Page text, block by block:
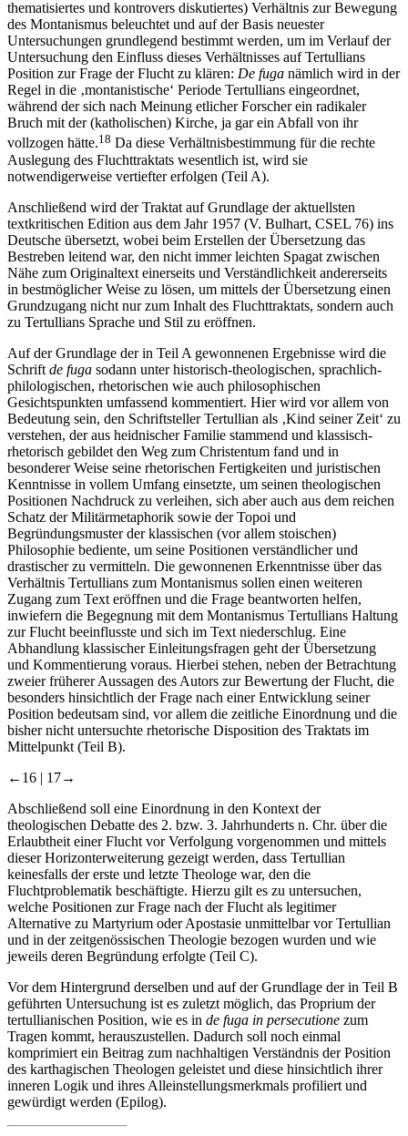
thematisiertes und kontrovers diskutiertes) Verhältnis zur Bewegung
des Montanismus beleuchtet und auf der Basis neuester
Untersuchungen grundlegend bestimmt werden, um im Verlauf der
Untersuchung den Einfluss dieses Verhältnisses auf Tertullians
Position zur Frage der Flucht zu klären: De fuga nämlich wird in der
Regel in die ‚montanistische‘ Periode Tertullians eingeordnet,
während der sich nach Meinung etlicher Forscher ein radikaler
Bruch mit der (katholischen) Kirche, ja gar ein Abfall von ihr
vollzogen hätte.18 Da diese Verhältnisbestimmung für die rechte
Auslegung des Fluchttraktats wesentlich ist, wird sie
notwendigerweise vertiefter erfolgen (Teil A).
Anschließend wird der Traktat auf Grundlage der aktuellsten
textkritischen Edition aus dem Jahr 1957 (V. Bulhart, CSEL 76) ins
Deutsche übersetzt, wobei beim Erstellen der Übersetzung das
Bestreben leitend war, den nicht immer leichten Spagat zwischen
Nähe zum Originaltext einerseits und Verständlichkeit andererseits
in bestmöglicher Weise zu lösen, um mittels der Übersetzung einen
Grundzugang nicht nur zum Inhalt des Fluchttraktats, sondern auch
zu Tertullians Sprache und Stil zu eröffnen.
Auf der Grundlage der in Teil A gewonnenen Ergebnisse wird die
Schrift de fuga sodann unter historisch-theologischen, sprachlich-
philologischen, rhetorischen wie auch philosophischen
Gesichtspunkten umfassend kommentiert. Hier wird vor allem von
Bedeutung sein, den Schriftsteller Tertullian als ‚Kind seiner Zeit‘ zu
verstehen, der aus heidnischer Familie stammend und klassisch-
rhetorisch gebildet den Weg zum Christentum fand und in
besonderer Weise seine rhetorischen Fertigkeiten und juristischen
Kenntnisse in vollem Umfang einsetzte, um seinen theologischen
Positionen Nachdruck zu verleihen, sich aber auch aus dem reichen
Schatz der Militärmetaphorik sowie der Topoi und
Begründungsmuster der klassischen (vor allem stoischen)
Philosophie bediente, um seine Positionen verständlicher und
drastischer zu vermitteln. Die gewonnenen Erkenntnisse über das
Verhältnis Tertullians zum Montanismus sollen einen weiteren
Zugang zum Text eröffnen und die Frage beantworten helfen,
inwiefern die Begegnung mit dem Montanismus Tertullians Haltung
zur Flucht beeinflusste und sich im Text niederschlug. Eine
Abhandlung klassischer Einleitungsfragen geht der Übersetzung
und Kommentierung voraus. Hierbei stehen, neben der Betrachtung
zweier früherer Aussagen des Autors zur Bewertung der Flucht, die
besonders hinsichtlich der Frage nach einer Entwicklung seiner
Position bedeutsam sind, vor allem die zeitliche Einordnung und die
bisher nicht untersuchte rhetorische Disposition des Traktats im
Mittelpunkt (Teil B).
←16 | 17→
Abschließend soll eine Einordnung in den Kontext der
theologischen Debatte des 2. bzw. 3. Jahrhunderts n. Chr. über die
Erlaubtheit einer Flucht vor Verfolgung vorgenommen und mittels
dieser Horizonterweiterung gezeigt werden, dass Tertullian
keinesfalls der erste und letzte Theologe war, den die
Fluchtproblematik beschäftigte. Hierzu gilt es zu untersuchen,
welche Positionen zur Frage nach der Flucht als legitimer
Alternative zu Martyrium oder Apostasie unmittelbar vor Tertullian
und in der zeitgenössischen Theologie bezogen wurden und wie
jeweils deren Begründung erfolgte (Teil C).
Vor dem Hintergrund derselben und auf der Grundlage der in Teil B
geführten Untersuchung ist es zuletzt möglich, das Proprium der
tertullianischen Position, wie es in de fuga in persecutione zum
Tragen kommt, herauszustellen. Dadurch soll noch einmal
komprimiert ein Beitrag zum nachhaltigen Verständnis der Position
des karthagischen Theologen geleistet und diese hinsichtlich ihrer
inneren Logik und ihres Alleinstellungsmerkmals profiliert und
gewürdigt werden (Epilog).